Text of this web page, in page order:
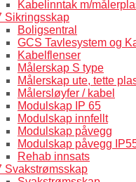
Kabelinntak m/
Sikringsskap
Boligsentral
GCS Tavlesystem og
Kabelflenser
Målerskap S type
Målerskap ute, tette
Målersløyfer / kabel
Modulskap IP 65
Modulskap innfellt
Modulskap påvegg
Modulskap påvegg
Rehab innsats
Svakstrømsskap